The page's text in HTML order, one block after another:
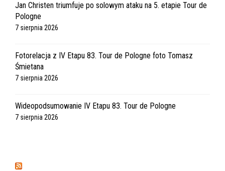
Jan Christen triumfuje po solowym ataku na 5. etapie Tour de
Pologne
7 sierpnia 2026
Fotorelacja z IV Etapu 83. Tour de Pologne foto Tomasz
Śmietana
7 sierpnia 2026
Wideopodsumowanie IV Etapu 83. Tour de Pologne
7 sierpnia 2026